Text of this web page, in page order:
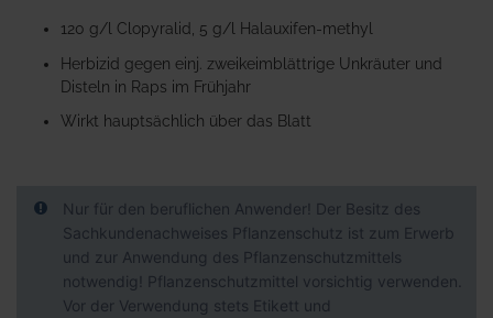
Anfang
Bildgalerie
springen
120 g/l Clopyralid, 5 g/l Halauxifen-methyl
Herbizid gegen einj. zweikeimblättrige Unkräuter und
Disteln in Raps im Frühjahr
Wirkt hauptsächlich über das Blatt
Nur für den beruflichen Anwender! Der Besitz des
Sachkundenachweises Pflanzenschutz ist zum Erwerb
und zur Anwendung des Pflanzenschutzmittels
notwendig! Pflanzenschutzmittel vorsichtig verwenden.
Vor der Verwendung stets Etikett und